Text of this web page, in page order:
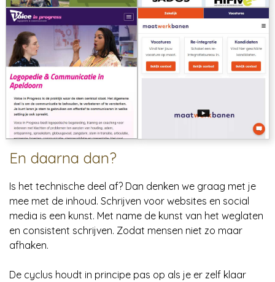
En daarna dan?
Is het technische deel af? Dan denken we graag met je
mee met de inhoud. Schrijven voor websites en social
media is een kunst. Met name de kunst van het weglaten
en consistent schrijven. Zodat mensen niet zo maar
afhaken.
De cyclus houdt in principe pas op als je er zelf klaar